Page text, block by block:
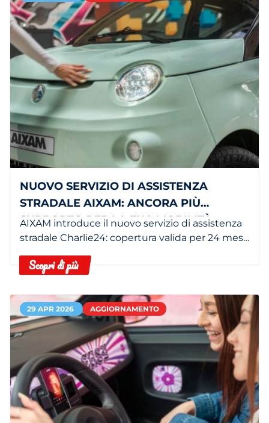
NUOVO SERVIZIO DI ASSISTENZA
STRADALE AIXAM: ANCORA PIÙ
SUPPORTO PER LA TUA MOBILITÀ
AIXAM introduce il nuovo servizio di assistenza
stradale Charlie24: copertura valida per 24 mesi,
interventi sul posto 24 ore su 24
Scopri di più
29 APR 2026 AGGIORNAMENTO